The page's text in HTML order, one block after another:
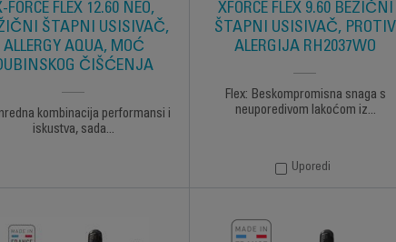
FORCE FLEX 12.60 NEO,
ŠTAPNI USISIVAČ,
ALLERGY AQUA, MOĆ
ČIŠĆENJA
kombinacija performansi i
iskustva, sada...
XFORCE FLEX 9.60 BEŽIČNI
ŠTAPNI USISIVAČ, PROTIV
ALERGIJA RH2037WO
Flex: Beskompromisna snaga s
neuporedivom lakoćom iz...
Uporedi